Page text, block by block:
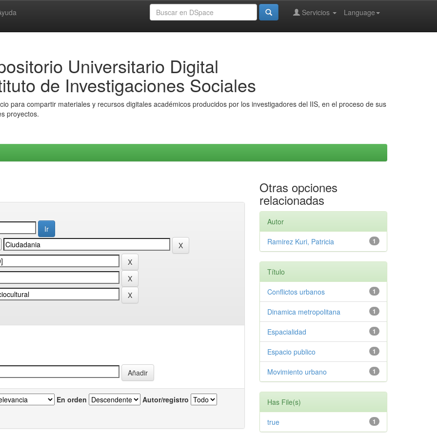
Language
Servicios
Universitario Digital
de Investigaciones Sociales
para compartir materiales y recursos digitales académicos producidos por los investigadores del IIS, en el proceso de sus
proyectos.
En orden Autor/registro
Otras opciones
relacionadas
Autor
1
Ramirez Kuri, Patricia
Título
1
Conflictos urbanos
1
Dinamica metropolitana
1
Espacialidad
1
Espacio publico
1
Movimiento urbano
Has File(s)
1
true